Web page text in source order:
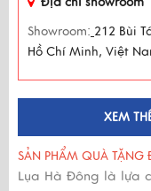
Showroom: 212 Bùi
Hồ Chí Minh, Việt
XEM
SẢN PHẨM QUÀ
Lụa Hà Đông là lựa